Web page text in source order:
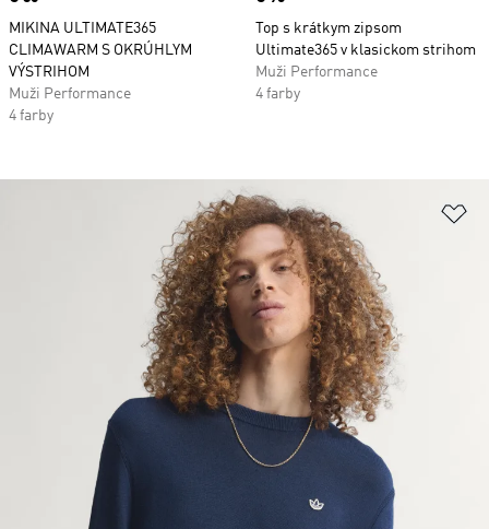
MIKINA ULTIMATE365
CLIMAWARM S OKRÚHLYM
VÝSTRIHOM
Muži Performance
4 farby
Top s krátkym zipsom
Ultimate365 v klasickom strihom
Muži Performance
4 farby